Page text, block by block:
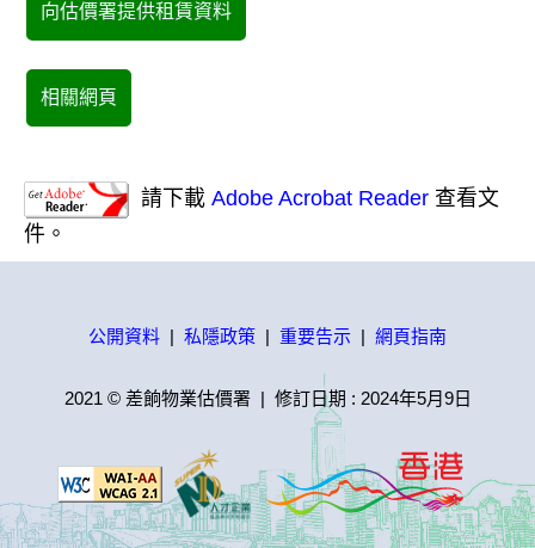
向估價署提供租賃資料
相關網頁
請下載 Adobe Acrobat Reader 查看文
件。
公開資料 | 私隱政策 | 重要告示 | 網頁指南
2021 © 差餉物業估價署| 修訂日期 : 2024年5月9日